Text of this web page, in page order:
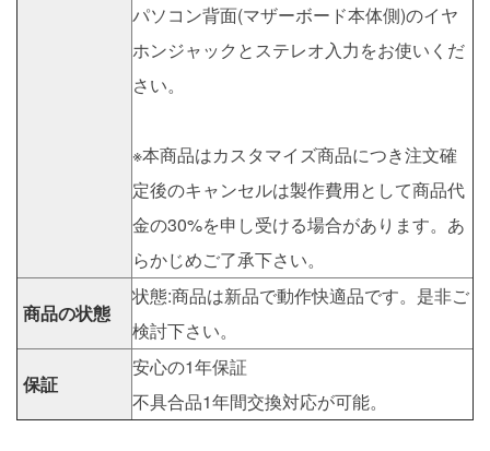
パソコン背面(マザーボード本体側)のイヤ
ホンジャックとステレオ入力をお使いくだ
さい。
※本商品はカスタマイズ商品につき注文確
定後のキャンセルは製作費用として商品代
金の30%を申し受ける場合があります。あ
らかじめご了承下さい。
商品の状態
状態:商品は新品で動作快適品です。是非ご
検討下さい。
保証
安心の1年保証
不具合品1年間交換対応が可能。